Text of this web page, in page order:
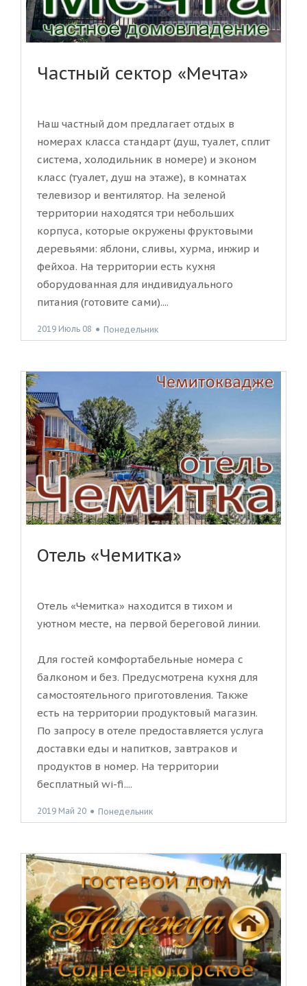
Частный сектор «Мечта»
Наш частный дом предлагает отдых в
номерах класса стандарт (душ, туалет, сплит
система, холодильник в номере) и эконом
класс (туалет, душ на этаже), в комнатах
телевизор и вентилятор. На зеленой
территории находятся три небольших
корпуса, которые окружены фруктовыми
деревьями: яблони, сливы, хурма, инжир и
фейхоа. На территории есть кухня
оборудованная для индивидуального
питания (готовите сами)....
2019 Июль 08 ● Понедельник
Отель «Чемитка»
Отель «Чемитка» находится в тихом и
уютном месте, на первой береговой линии.
Для гостей комфортабельные номера с
балконом и без. Предусмотрена кухня для
самостоятельного приготовления. Также
есть на территории продуктовый магазин.
По запросу в отеле предоставляется услуга
доставки еды и напитков, завтраков и
продуктов в номер. На территории
бесплатный wi-fi....
2019 Май 20 ● Понедельник